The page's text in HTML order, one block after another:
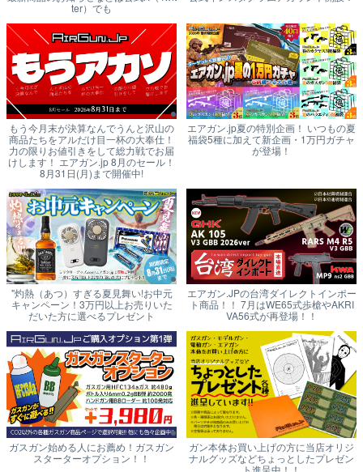
ter）でも
もう今月末が決算なんでうんと沢山の
商品たちをアルだけ目一杯の大奉仕！
力の限りお値引きをして総力戦でお届
けします！ エアガン.jp 8月のセール！
8月31日(月)まで開催中!
エアガン.jp夏の特別企画！ いつもの夏
福袋5種に加えて新企画・1万円ガチャ
が登場！
"灼熱（あつ）すぎる夏見舞い!お中元
キャンペーン！3万円以上お売りいた
だいた方に選べるプレゼント
エアガン.JPの台湾ダイレクトインポー
ト商品！！ 7月はWE65式歩槍やAKRI
VA56式が再登場！！
ガスガン始める人にお薦め！ガスガン
スターターオプション！！
ガン本体お買い上げの方に当店オリジ
ナルグッズなどちょっとしたプレゼン
ト進呈中！！